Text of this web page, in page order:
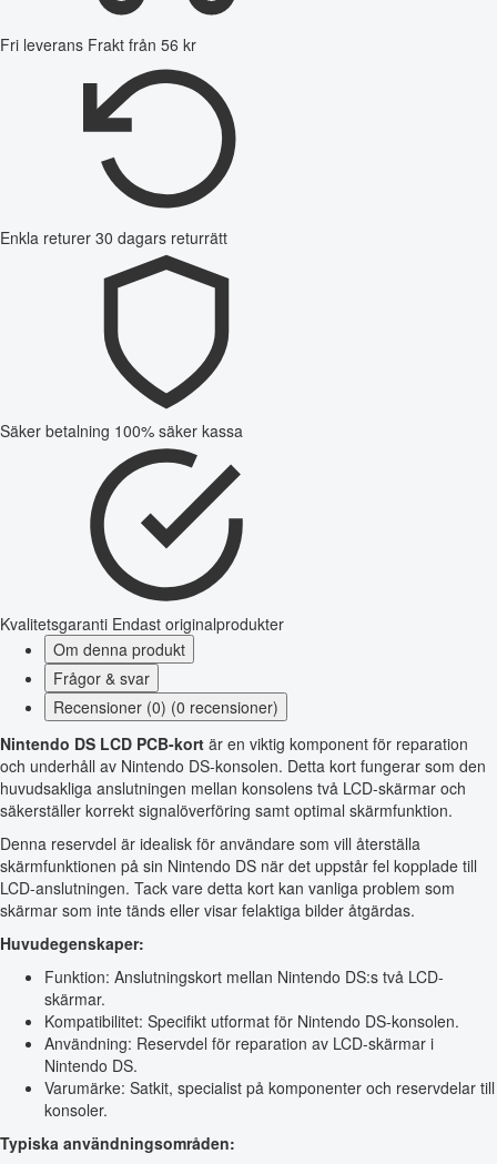
Fri leverans Frakt från 56 kr
Enkla returer 30 dagars returrätt
Säker betalning 100% säker kassa
Kvalitetsgaranti Endast originalprodukter
Om denna produkt
Frågor & svar
Recensioner (0) (0 recensioner)
Nintendo DS LCD PCB-kort är en viktig komponent för reparation
och underhåll av Nintendo DS-konsolen. Detta kort fungerar som den
huvudsakliga anslutningen mellan konsolens två LCD-skärmar och
säkerställer korrekt signalöverföring samt optimal skärmfunktion.
Denna reservdel är idealisk för användare som vill återställa
skärmfunktionen på sin Nintendo DS när det uppstår fel kopplade till
LCD-anslutningen. Tack vare detta kort kan vanliga problem som
skärmar som inte tänds eller visar felaktiga bilder åtgärdas.
Huvudegenskaper:
Funktion: Anslutningskort mellan Nintendo DS:s två LCD-
skärmar.
Kompatibilitet: Specifikt utformat för Nintendo DS-konsolen.
Användning: Reservdel för reparation av LCD-skärmar i
Nintendo DS.
Varumärke: Satkit, specialist på komponenter och reservdelar till
konsoler.
Typiska användningsområden: